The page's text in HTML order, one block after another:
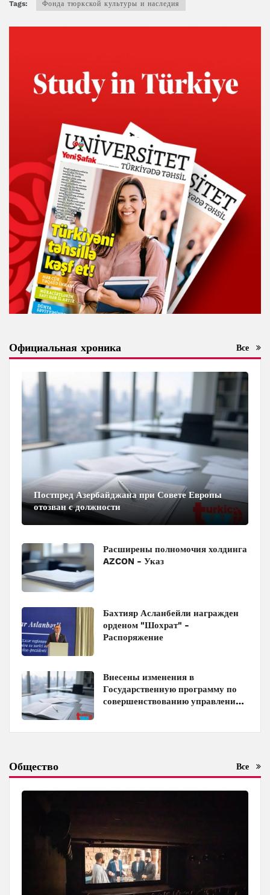
Tags: Фонда тюркской культуры и наследия
Официальная хроника Все
Постпред Азербайджана при Совете Европы
отозван с должности
Расширены полномочия холдинга
AZCON - Указ
Бахтияр Асланбейли награжден
орденом "Шохрат" -
Распоряжение
Внесены изменения в
Государственную программу по
совершенствованию управления
Общество Все